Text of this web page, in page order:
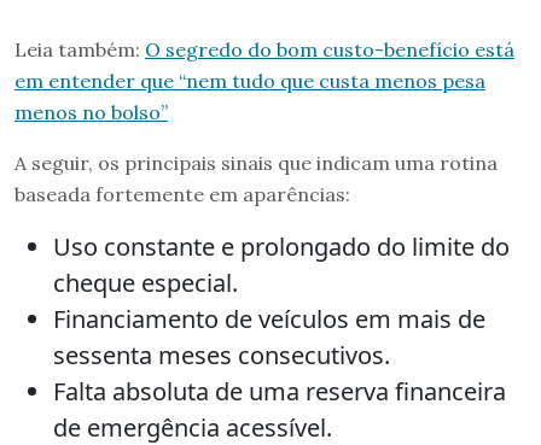
Leia também: O segredo do bom custo-benefício está
em entender que “nem tudo que custa menos pesa
menos no bolso”
A seguir, os principais sinais que indicam uma rotina
baseada fortemente em aparências:
Uso constante e prolongado do limite do
cheque especial.
Financiamento de veículos em mais de
sessenta meses consecutivos.
Falta absoluta de uma reserva financeira
de emergência acessível.